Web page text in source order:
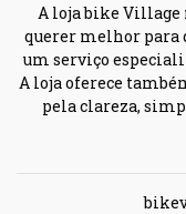
A loja bike Village
querer melhor para
um serviço
A loja oferece
pela clareza,